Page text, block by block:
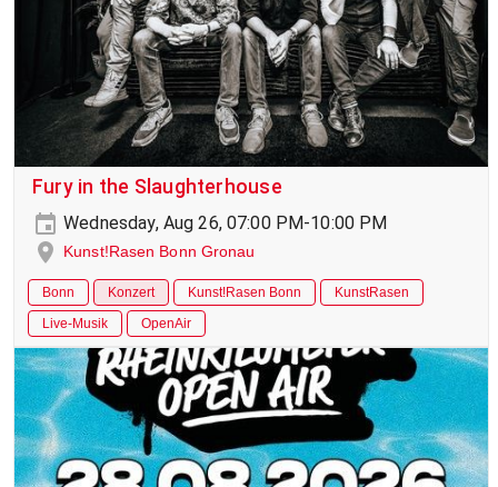
Fury in the Slaughterhouse
Wednesday, Aug 26, 07:00 PM-10:00 PM
Kunst!Rasen Bonn Gronau
Bonn Konzert Kunst!Rasen Bonn
KunstRasen
Live-Musik
OpenAir